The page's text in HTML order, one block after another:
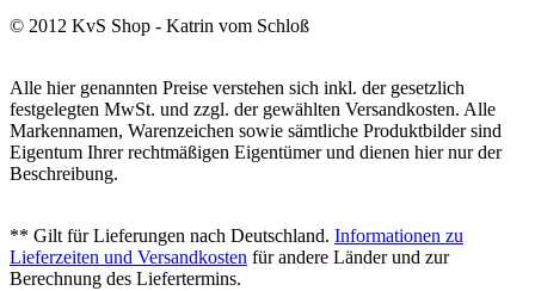
© 2012 KvS Shop - Katrin vom Schloß
Alle hier genannten Preise verstehen sich inkl. der gesetzlich
festgelegten MwSt. und zzgl. der gewählten Versandkosten. Alle
Markennamen, Warenzeichen sowie sämtliche Produktbilder sind
Eigentum Ihrer rechtmäßigen Eigentümer und dienen hier nur der
Beschreibung.
** Gilt für Lieferungen nach Deutschland. Informationen zu
Lieferzeiten und Versandkosten für andere Länder und zur
Berechnung des Liefertermins.